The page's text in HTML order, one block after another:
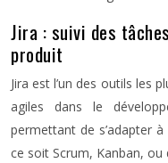
Jira : suivi des
produit
Jira est l’un des outils les
agiles dans le
permettant de s’adapter
ce soit Scrum, Kanban, ou